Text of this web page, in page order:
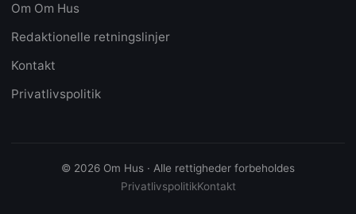
Om Om Hus
Redaktionelle retningslinjer
Kontakt
Privatlivspolitik
© 2026 Om Hus · Alle rettigheder forbeholdes
PrivatlivspolitikKontakt